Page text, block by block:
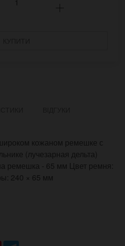
кожаном ремешке с
(лучезарная дельта)
ремешка - 65 мм Цвет ремня:
240 × 65 мм